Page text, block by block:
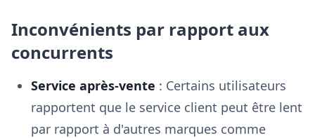
Inconvénients par rapport aux
concurrents
Service après-vente : Certains utilisateurs
rapportent que le service client peut être lent
par rapport à d'autres marques comme